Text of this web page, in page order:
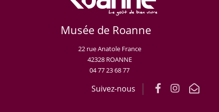
Musée de Roanne
22 rue Anatole France
42328 ROANNE
04 77 23 68 77
Suivez-nous